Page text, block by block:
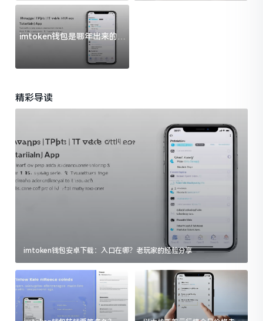
imtoken钱包是哪年出来的？
一文给你说清楚
精彩导读
imtoken钱包安卓下载：入口在哪？老玩家的经验分享